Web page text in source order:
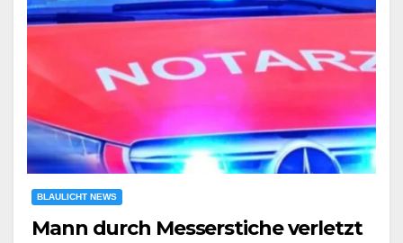
BLAULICHT NEWS
Mann durch Messerstiche verletzt